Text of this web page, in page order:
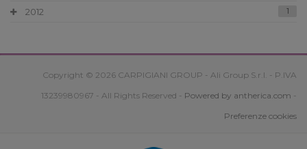
2012 1
Copyright © 2026 CARPIGIANI GROUP - Ali Group S.r.l. - P.IVA
13239980967 - All Rights Reserved - Powered by antherica.com -
Preferenze cookies